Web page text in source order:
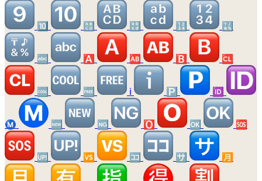
🔟 🔠 🔡 🔢 🔣
🔤 🅰️ 🆎 🅱️ 🆑
🆒 🆓 ℹ️ 🅿️ 🆔
Ⓜ️ 🆕 🆖 🅾️ 🆗 🆘
🆙 🆚 🈁 🈂️ 🈷️